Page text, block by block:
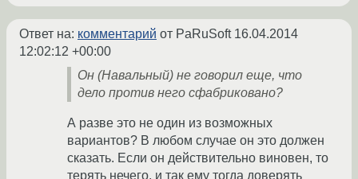
Ответ на: комментарий от PaRuSoft 16.04.2014
12:02:12 +00:00
Он (Навальный) не говорил еще, что
дело против него сфабриковано?
А разве это не один из возможных
вариантов? В любом случае он это должен
сказать. Если он действительно виновен, то
терять нечего, и так ему тогда доверять